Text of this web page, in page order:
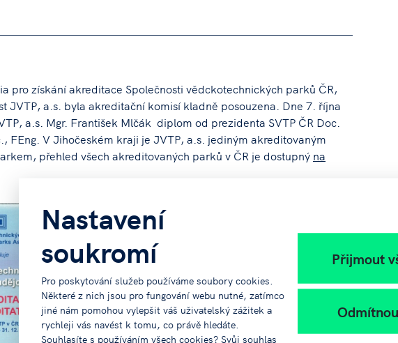
Nastavení
soukromí
Pro poskytování služeb používáme soubory cookies.
Některé z nich jsou pro fungování webu nutné, zatímco
jiné nám pomohou vylepšit váš uživatelský zážitek a
rychleji vás navést k tomu, co právě hledáte.
Souhlasíte s používáním všech cookies? Svůj souhlas
Přijmout
pro získání akreditace Společnosti vědckotechnických parků ČR,
JVTP, a.s. byla akreditační komisí kladně posouzena. Dne 7. října
a.s. Mgr. František Mlčák diplom od prezidenta SVTP ČR Doc.
FEng. V Jihočeském kraji je JVTP, a.s. jediným akreditovaným
přehled všech akreditovaných parků v ČR je dostupný na